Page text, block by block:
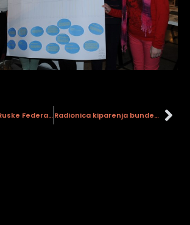
Veleposlanik Ruske Federacije u Hrvatskoj posjetio Muzej i Stari grad Radionica kiparenja bundeva